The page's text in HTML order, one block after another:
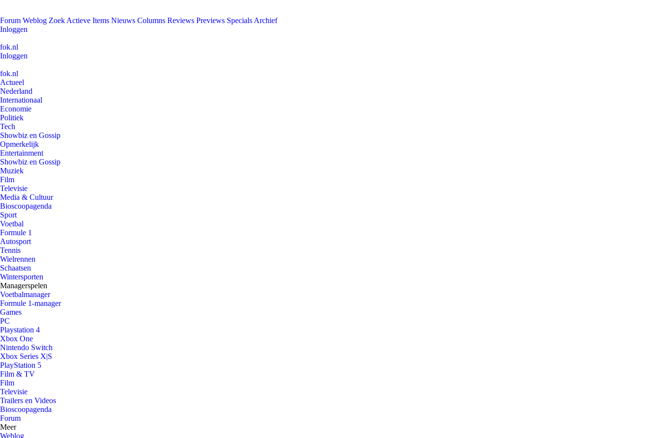
Forum Weblog Zoek Actieve Items Nieuws Columns Reviews Previews Specials Archief
Inloggen
fok.nl
Inloggen
fok.nl
Actueel
Nederland
Internationaal
Economie
Politiek
Tech
Showbiz en Gossip
Opmerkelijk
Entertainment
Showbiz en Gossip
Muziek
Film
Televisie
Media & Cultuur
Bioscoopagenda
Sport
Voetbal
Formule 1
Autosport
Tennis
Wielrennen
Schaatsen
Wintersporten
Managerspelen
Voetbalmanager
Formule 1-manager
Games
PC
Playstation 4
Xbox One
Nintendo Switch
Xbox Series X|S
PlayStation 5
Film & TV
Film
Televisie
Trailers en Videos
Bioscoopagenda
Forum
Meer
Weblog